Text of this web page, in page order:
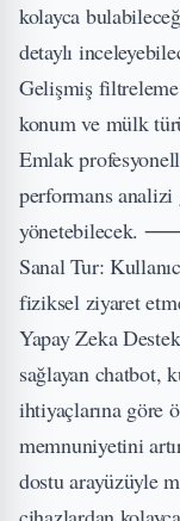
kolayca
detaylı
Gelişmiş filtreleme
konum ve mülk
Emlak
performans
yönetebilecek.
Sanal Tur:
fiziksel ziyaret
Yapay Zeka
sağlayan chatbot,
ihtiyaçlarına göre
memnuniyetini
dostu arayüzüyle